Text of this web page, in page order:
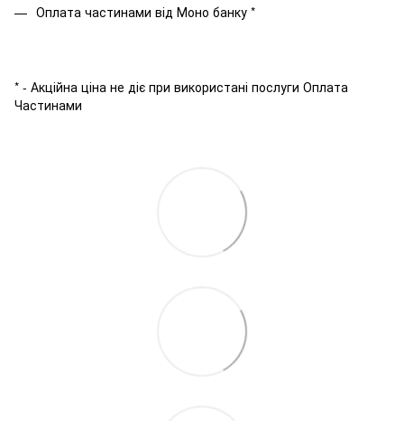
Оплата частинами від Моно банку *
* - Акційна ціна не діє при використані послуги Оплата
Частинами